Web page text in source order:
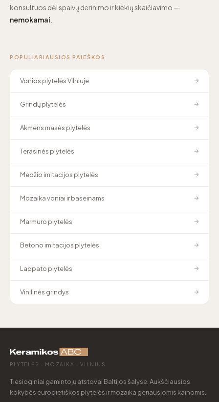
konsultuos dėl spalvų derinimo ir kiekių skaičiavimo —
nemokamai
POPULIARIAUSIOS PAIEŠKOS
Vonios plytelės Vilniuje →
Grindų plytelės →
Akmens masės plytelės →
Terasinės plytelės →
Medžio imitacijos plytelės →
Mozaika voniai ir baseinams →
Marmuro plytelės →
Betono imitacijos plytelės →
Lappato plytelės →
Vinilinės grindys →
PLYTELĖS · MOZAIKA · VILNIUS
Tiesioginiai gamintojų atstovai Baltijos šalyse. Aukščiausios
kokybės europietiškos plytelės ir mozaika geriausiomis kainomis.